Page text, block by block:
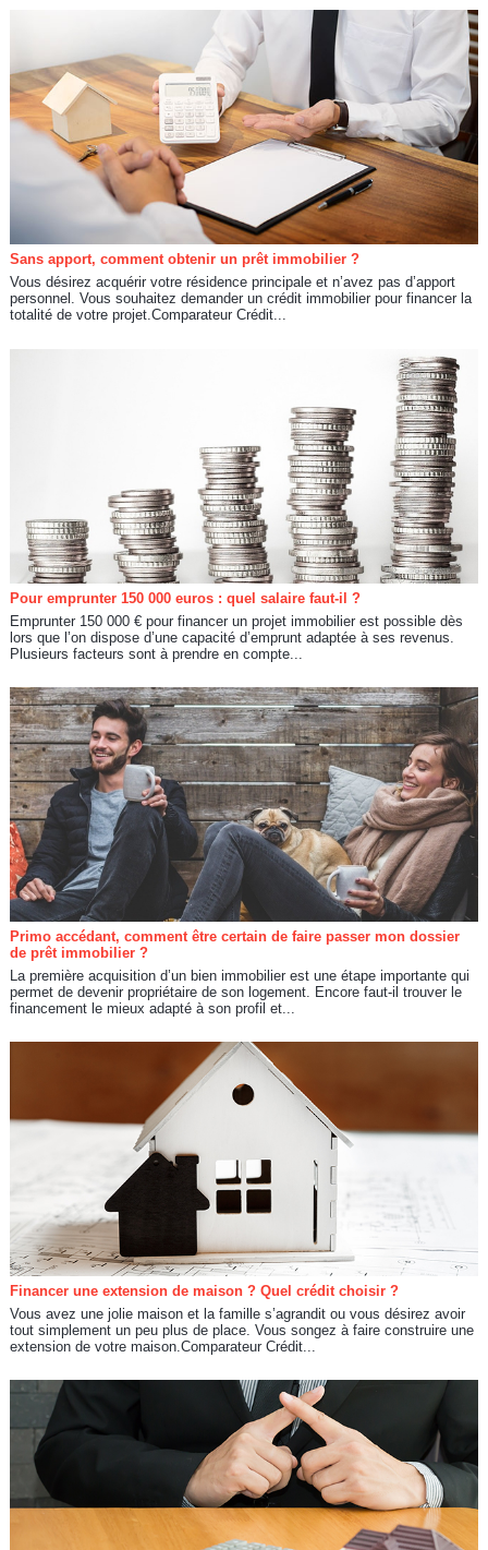
Sans apport, comment obtenir un prêt immobilier ?
Vous désirez acquérir votre résidence principale et n’avez pas d’apport
personnel. Vous souhaitez demander un crédit immobilier pour financer la
totalité de votre projet.Comparateur Crédit...
Pour emprunter 150 000 euros : quel salaire faut-il ?
Emprunter 150 000 € pour financer un projet immobilier est possible dès
lors que l’on dispose d’une capacité d’emprunt adaptée à ses revenus.
Plusieurs facteurs sont à prendre en compte...
Primo accédant, comment être certain de faire passer mon dossier
de prêt immobilier ?
La première acquisition d’un bien immobilier est une étape importante qui
permet de devenir propriétaire de son logement. Encore faut-il trouver le
financement le mieux adapté à son profil et...
Financer une extension de maison ? Quel crédit choisir ?
Vous avez une jolie maison et la famille s’agrandit ou vous désirez avoir
tout simplement un peu plus de place. Vous songez à faire construire une
extension de votre maison.Comparateur Crédit...